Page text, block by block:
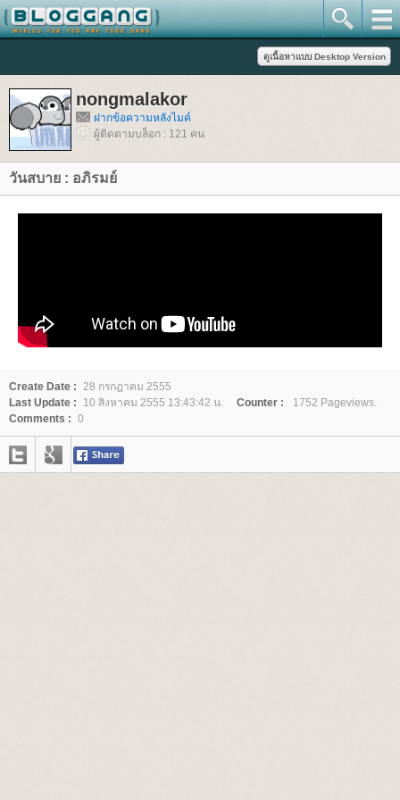
nongmalakor
ฝากข้อความหลังไมค์
ผู้ติดตามบล็อก : 121 คน
วันสบาย : อภิรมย์
Create Date : 28 กรกฎาคม 2555
Last Update :
10 สิงหาคม 2555 13:43:42 น. Counter :
1752 Pageviews.
Comments : 0